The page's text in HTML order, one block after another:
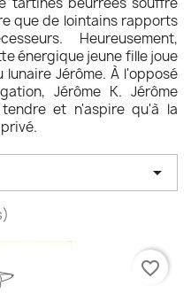
que de lointains rapports
Heureusement,
énergique jeune fille joue
Jérôme. À l'opposé
Jérôme K. Jérôme
et n'aspire qu'à la

favorite_border